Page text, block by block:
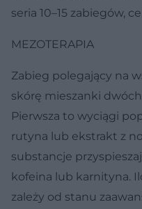
seria 10–15 zabiegów,
MEZOTERAPIA
Zabieg polegający na
skórę mieszanki
Pierwsza to wyciągi
rutyna lub ekstrakt z
substancje
kofeina lub karnityna.
zależy od stanu